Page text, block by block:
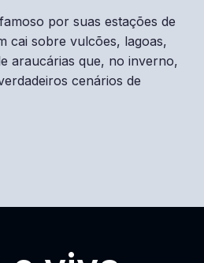
por suas estações de
cai sobre vulcões, lagoas,
araucárias que, no inverno,
cenários de